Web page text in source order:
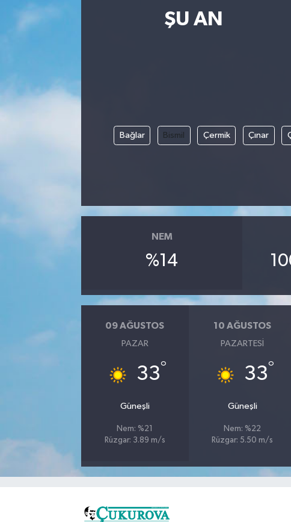
ŞU AN
Bağlar Bismil Çermik Çınar
NEM
%14
09 AĞUSTOS
PAZAR
33°
Güneşli
Nem: %21
Rüzgar: 3.89 m/s
10 AĞUSTOS
PAZARTESI
33°
Güneşli
Nem: %22
Rüzgar: 5.50 m/s